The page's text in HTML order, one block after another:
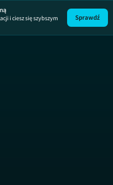
i ciesz się szybszym
Sprawdź